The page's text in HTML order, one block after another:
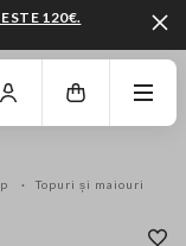
JOS
120€.
Topuri și maiouri